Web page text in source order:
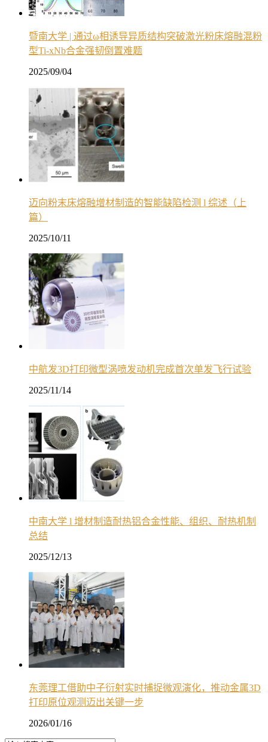
暨南大学 | 通过ω相诱导异质结构突破激光粉床熔融混粉
型Ti-xNb合金强韧倒置难题
2025/09/04
迈向粉末床熔融增材制造的智能缺陷检测 l 综述（上
篇）
2025/10/11
中航发3D打印微型涡喷发动机完成首次单发飞行试验
2025/11/14
中南大学 l 增材制造耐热铝合金性能、组织、耐热机制
总结
2025/12/13
东莞理工借助中子衍射实时捕捉微观演化，推动金属3D
打印原位观测迈出关键一步
2026/01/16